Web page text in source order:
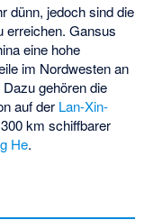
dünn, jedoch sind die
erreichen. Gansus
eine hohe
im Nordwesten an
gehören die
auf der Lan-Xin-
km schiffbarer
He.